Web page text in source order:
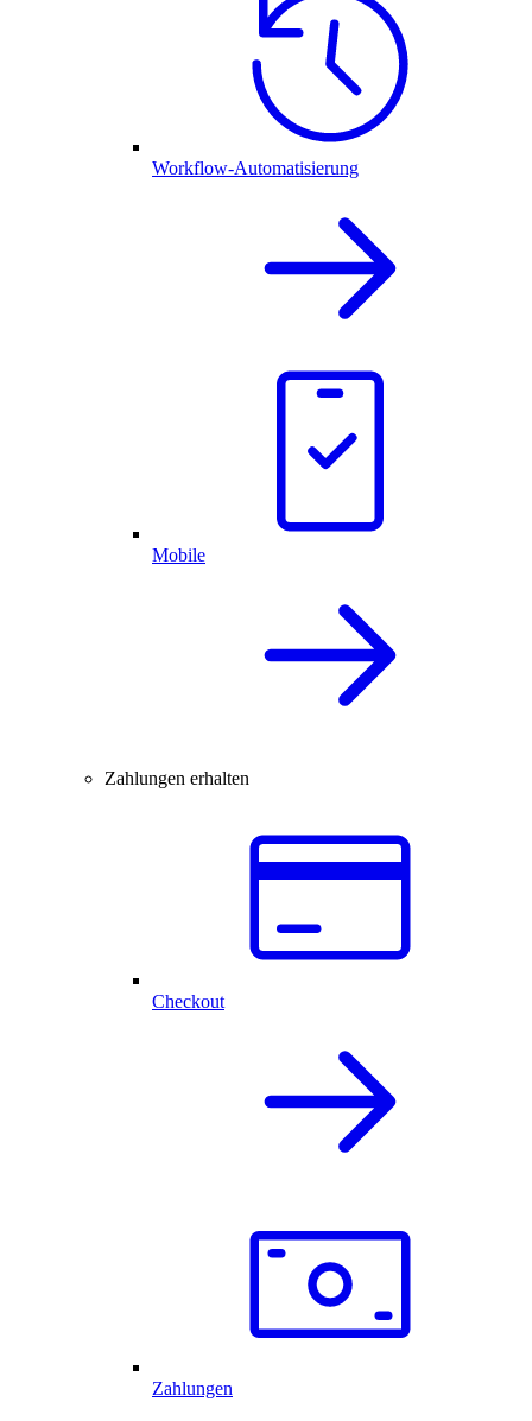
Workflow-Automatisierung
Mobile
Zahlungen erhalten
Checkout
Zahlungen